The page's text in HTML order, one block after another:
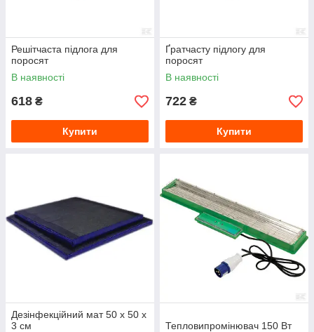
Решітчаста підлога для
поросят
В наявності
618 ₴
Купити
Ґратчасту підлогу для
поросят
В наявності
722 ₴
Купити
Дезінфекційний мат 50 х 50 х
3 см
Тепловипромінювач 150 Вт